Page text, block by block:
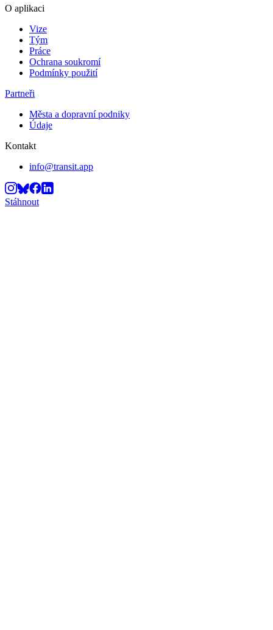
O aplikaci
Vize
Tým
Práce
Ochrana soukromí
Podmínky použití
Partneři
Města a dopravní podniky
Údaje
Kontakt
info@transit.app
Stáhnout